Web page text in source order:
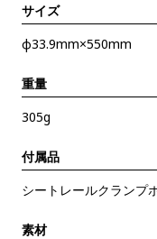
サイズ
φ33.9mm×550mm
重量
305g
付属品
シートレールクランプ
素材